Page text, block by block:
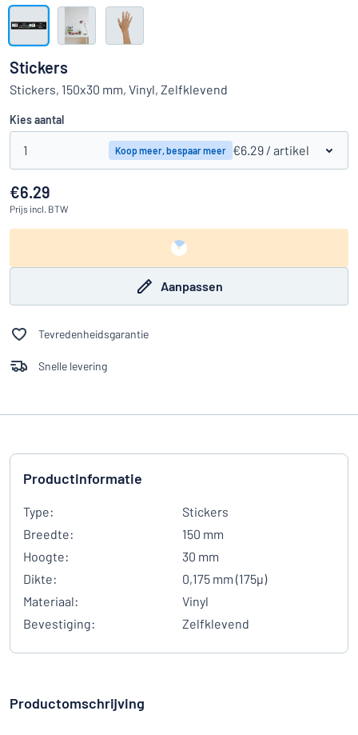
Kun je niet vinden wat je zoekt? Ontwerp uw bord hier
Toon alle categorieën
Inloggen
Klantenservice
Consument Bedrijf
Stickers
Stickers, 150x30 mm, Vinyl, Zelfklevend
Kies aantal
1 Koop meer, bespaar meer €6.29 / artikel
€6.29
Prijs incl. BTW
Aanpassen
Tevredenheidsgarantie
Snelle levering
Productinformatie
Type:
Stickers
Breedte:
150 mm
Hoogte:
30 mm
Dikte:
0,175 mm (175µ)
Materiaal:
Vinyl
Bevestiging:
Zelfklevend
Productomschrijving